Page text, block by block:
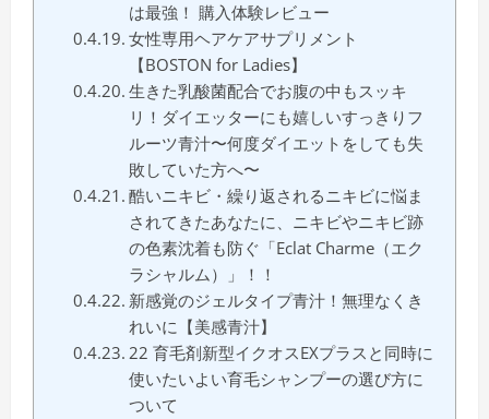
は最強！ 購入体験レビュー
女性専用ヘアケアサプリメント
【BOSTON for Ladies】
生きた乳酸菌配合でお腹の中もスッキ
リ！ダイエッターにも嬉しいすっきりフ
ルーツ青汁〜何度ダイエットをしても失
敗していた方へ〜
酷いニキビ・繰り返されるニキビに悩ま
されてきたあなたに、ニキビやニキビ跡
の色素沈着も防ぐ「Eclat Charme（エク
ラシャルム）」！！
新感覚のジェルタイプ青汁！無理なくき
れいに【美感青汁】
22 育毛剤新型イクオスEXプラスと同時に
使いたいよい育毛シャンプーの選び方に
ついて